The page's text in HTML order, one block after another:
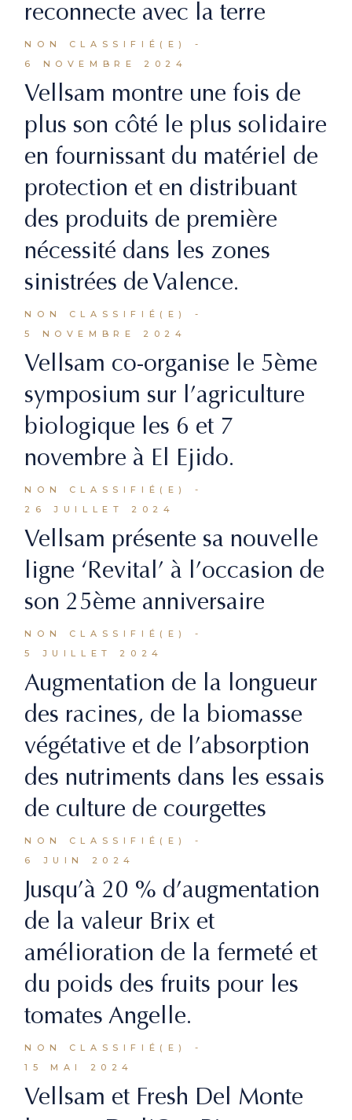
reconnecte avec la terre
NON CLASSIFIÉ(E)
6 NOVEMBRE 2024
Vellsam montre une fois de
plus son côté le plus solidaire
en fournissant du matériel de
protection et en distribuant
des produits de première
nécessité dans les zones
sinistrées de Valence.
NON CLASSIFIÉ(E)
5 NOVEMBRE 2024
Vellsam co-organise le 5ème
symposium sur l’agriculture
biologique les 6 et 7
novembre à El Ejido.
NON CLASSIFIÉ(E)
26 JUILLET 2024
Vellsam présente sa nouvelle
ligne ‘Revital’ à l’occasion de
son 25ème anniversaire
NON CLASSIFIÉ(E)
5 JUILLET 2024
Augmentation de la longueur
des racines, de la biomasse
végétative et de l’absorption
des nutriments dans les essais
de culture de courgettes
NON CLASSIFIÉ(E)
6 JUIN 2024
Jusqu’à 20 % d’augmentation
de la valeur Brix et
amélioration de la fermeté et
du poids des fruits pour les
tomates Angelle.
NON CLASSIFIÉ(E)
15 MAI 2024
Vellsam et Fresh Del Monte